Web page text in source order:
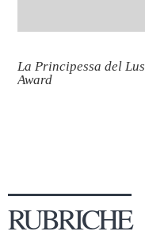
La Principessa del
Award
RUBRICHE